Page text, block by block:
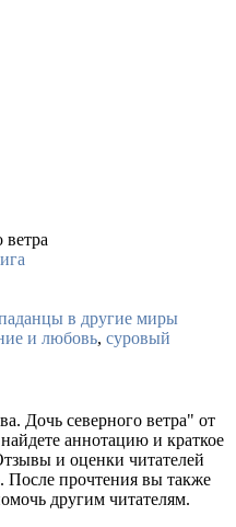
ветра
в другие миры
и любовь, суровый
Дочь северного ветра" от
аннотацию и краткое
и оценки читателей
После прочтения вы также
другим читателям.